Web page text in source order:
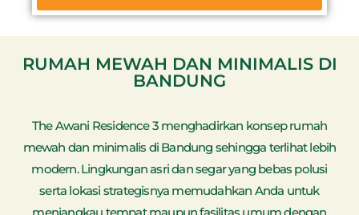
RUMAH MEWAH DAN MINIMALIS DI
BANDUNG
The Awani Residence 3 menghadirkan konsep rumah
mewah dan minimalis di Bandung sehingga terlihat lebih
modern. Lingkungan asri dan segar yang bebas polusi
serta lokasi strategisnya memudahkan Anda untuk